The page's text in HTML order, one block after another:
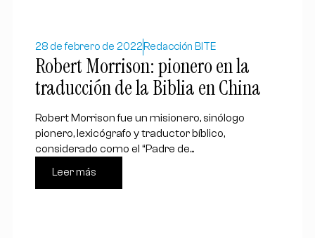
28 de febrero de 2022 Redacción BITE
Robert Morrison: pionero en la
traducción de la Biblia en China
Robert Morrison fue un misionero, sinólogo
pionero, lexicógrafo y traductor bíblico,
considerado como el “Padre de...
Leer más